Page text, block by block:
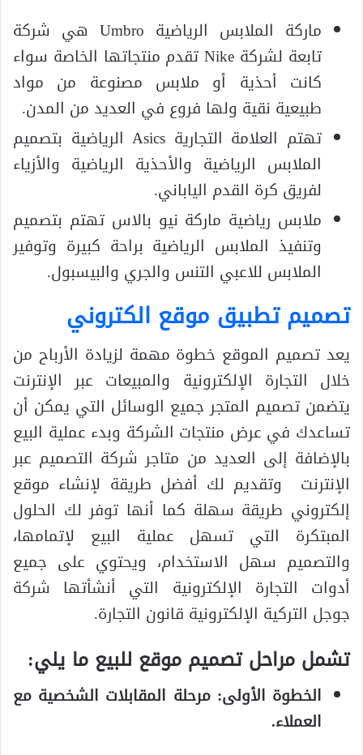
ماركة الملابس الرياضية Umbro هي شركة
تابعة لشركة Nike تقدم منتجاتها الخاصة سواء
كانت أحذية أو ملابس مصنوعة من مواد
طبيعية نقية ولها فروع في العديد من المدن.
تهتم العلامة التجارية Asics الرياضية بتصميم
الملابس الرياضية والأحذية الرياضية والأزياء
لفريق كرة القدم الياباني.
ملابس رياضية ماركة نيو بالاس تهتم بتصميم
وتنفيذ الملابس الرياضية براحة كبيرة وتوفير
الملابس للاعبي التنس والجري والبيسبول.
تصميم تطبيق موقع الكتروني
يعد تصميم الموقع خطوة مهمة لزيادة الأرباح من
خلال التجارة الإلكترونية والمبيعات عبر الإنترنت
يتضمن تصميم المتجر جميع الوسائل التي يمكن أن
تساعدك في عرض منتجات الشركة وبدء عملية البيع
بالإضافة إلى العديد من متاجر شركة التصميم عبر
الإنترنت وتقديم لك أفضل طريقة لإنشاء موقع
إلكتروني طريقة سهلة كما أنها توفر لك الحلول
المبتكرة التي تسهل عملية البيع لإتمامها،
والتصميم سهل الاستخدام، ويحتوي على جميع
أدوات التجارة الإلكترونية التي أنشأتها شركة
جوجل التركية الإلكترونية قانون التجارة.
تشمل مراحل تصميم موقع للبيع ما يلي:
الخطوة الأولى: مرحلة المقابلات الشخصية مع
العملاء.